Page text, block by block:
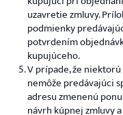
uzavretie zmluvy.
podmienky
potvrdením
kupujúceho.
V prípade, že
nemôže predávajúci
adresu zmenenú
návrh kúpnej zmluvy